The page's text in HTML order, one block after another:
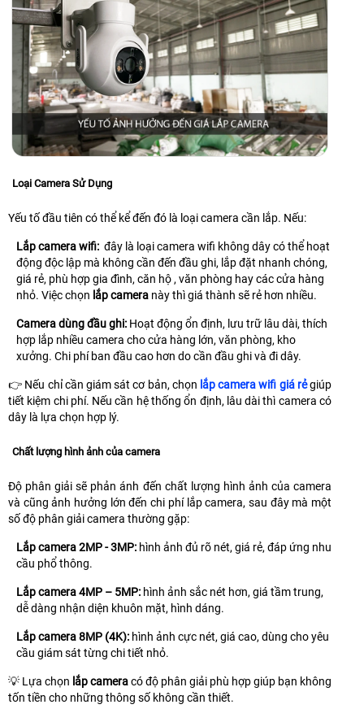
Loại Camera Sử Dụng
Yếu tố đầu tiên có thể kể đến đó là loại camera cần lắp. Nếu:
Lắp camera wifi: đây là loại camera wifi không dây có thể hoạt
động độc lập mà không cần đến đầu ghi, lắp đặt nhanh chóng,
giá rẻ, phù hợp gia đình, căn hộ , văn phòng hay các cửa hàng
nhỏ. Việc chọn lắp camera này thì giá thành sẽ rẻ hơn nhiều.
Camera dùng đầu ghi: Hoạt động ổn định, lưu trữ lâu dài, thích
hợp lắp nhiều camera cho cửa hàng lớn, văn phòng, kho
xưởng. Chi phí ban đầu cao hơn do cần đầu ghi và đi dây.
👉 Nếu chỉ cần giám sát cơ bản, chọn lắp camera wifi giá rẻgiúp
tiết kiệm chi phí. Nếu cần hệ thống ổn định, lâu dài thì camera có
dây là lựa chọn hợp lý.
Chất lượng hình ảnh của camera
Độ phân giải sẽ phản ánh đến chất lượng hình ảnh của camera
và cũng ảnh hưởng lớn đến chi phí lắp camera, sau đây mà một
số độ phân giải camera thường gặp:
Lắp camera 2MP - 3MP: hình ảnh đủ rõ nét, giá rẻ, đáp ứng nhu
cầu phổ thông.
Lắp camera 4MP – 5MP: hình ảnh sắc nét hơn, giá tầm trung,
dễ dàng nhận diện khuôn mặt, hình dáng.
Lắp camera 8MP (4K): hình ảnh cực nét, giá cao, dùng cho yêu
cầu giám sát từng chi tiết nhỏ.
💡 Lựa chọn lắp cameracó độ phân giải phù hợp giúp bạn không
tốn tiền cho những thông số không cần thiết.